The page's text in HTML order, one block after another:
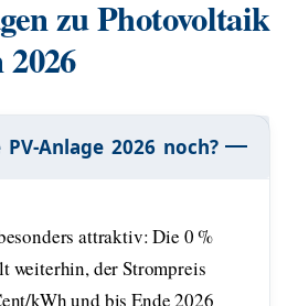
zu Photovoltaik
Anlage 2026 noch?
attraktiv: Die 0 %
weiterhin, der Strompreis
kWh und bis Ende 2026